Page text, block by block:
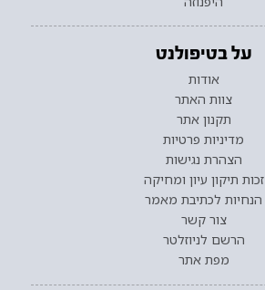
על בטיפולנט
אודות
צוות האתר
תקנון אתר
מדיניות פרטיות
הצהרת נגישות
זכות תיקון עיון ומחיקה
הנחיות לכתיבת מאמר
צור קשר
הרשם לניוזלטר
מפת אתר